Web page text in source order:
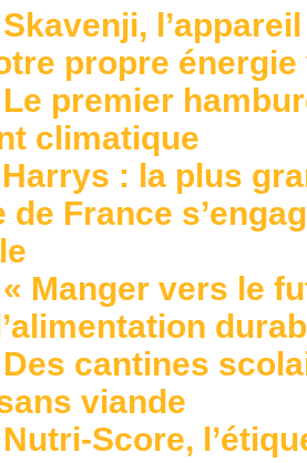
Skavenji,
propre
Le premier
climatique
Harrys : la plus
France
« Manger vers le
Des cantines
viande
Nutri-Score,